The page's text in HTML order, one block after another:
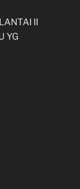
II
YG